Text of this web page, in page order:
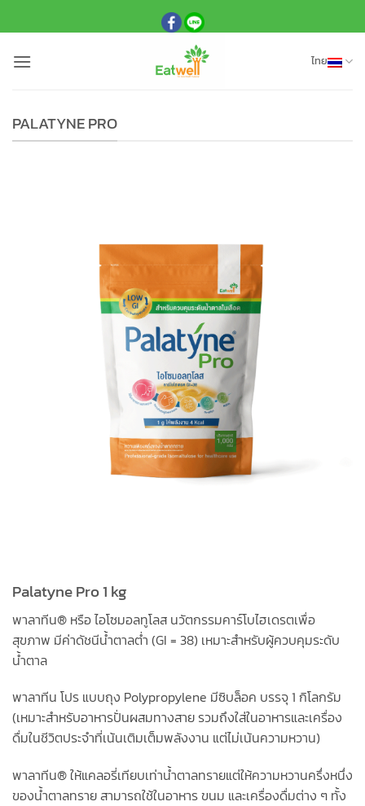
ไป
เนื้อหา
ไทย
PALATYNE PRO
Palatyne Pro 1 kg
พาลาทีน® หรือ ไอโซมอลทูโลส นวัตกรรมคาร์โบไฮเดรตเพื่อ
สุขภาพ มีค่าดัชนีน้ำตาลต่ำ (GI = 38) เหมาะสำหรับผู้ควบคุมระดับ
น้ำตาล
พาลาทีน โปร แบบถุง Polypropylene มีซิบล็อค บรรจุ 1 กิโลกรัม
(เหมาะสำหรับอาหารปั่นผสมทางสาย รวมถึงใส่ในอาหารและเครื่อง
ดื่มในชีวิตประจำที่เน้นเติมเต็มพลังงาน แต่ไม่เน้นความหวาน)
พาลาทีน® ให้แคลอรี่เทียบเท่าน้ำตาลทรายแต่ให้ความหวานครึ่งหนึ่ง
ของน้ำตาลทราย สามารถใช้ในอาหาร ขนม และเครื่องดื่มต่าง ๆ ทั้ง